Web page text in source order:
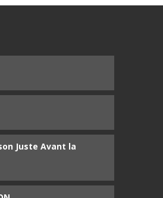
Juste Avant la